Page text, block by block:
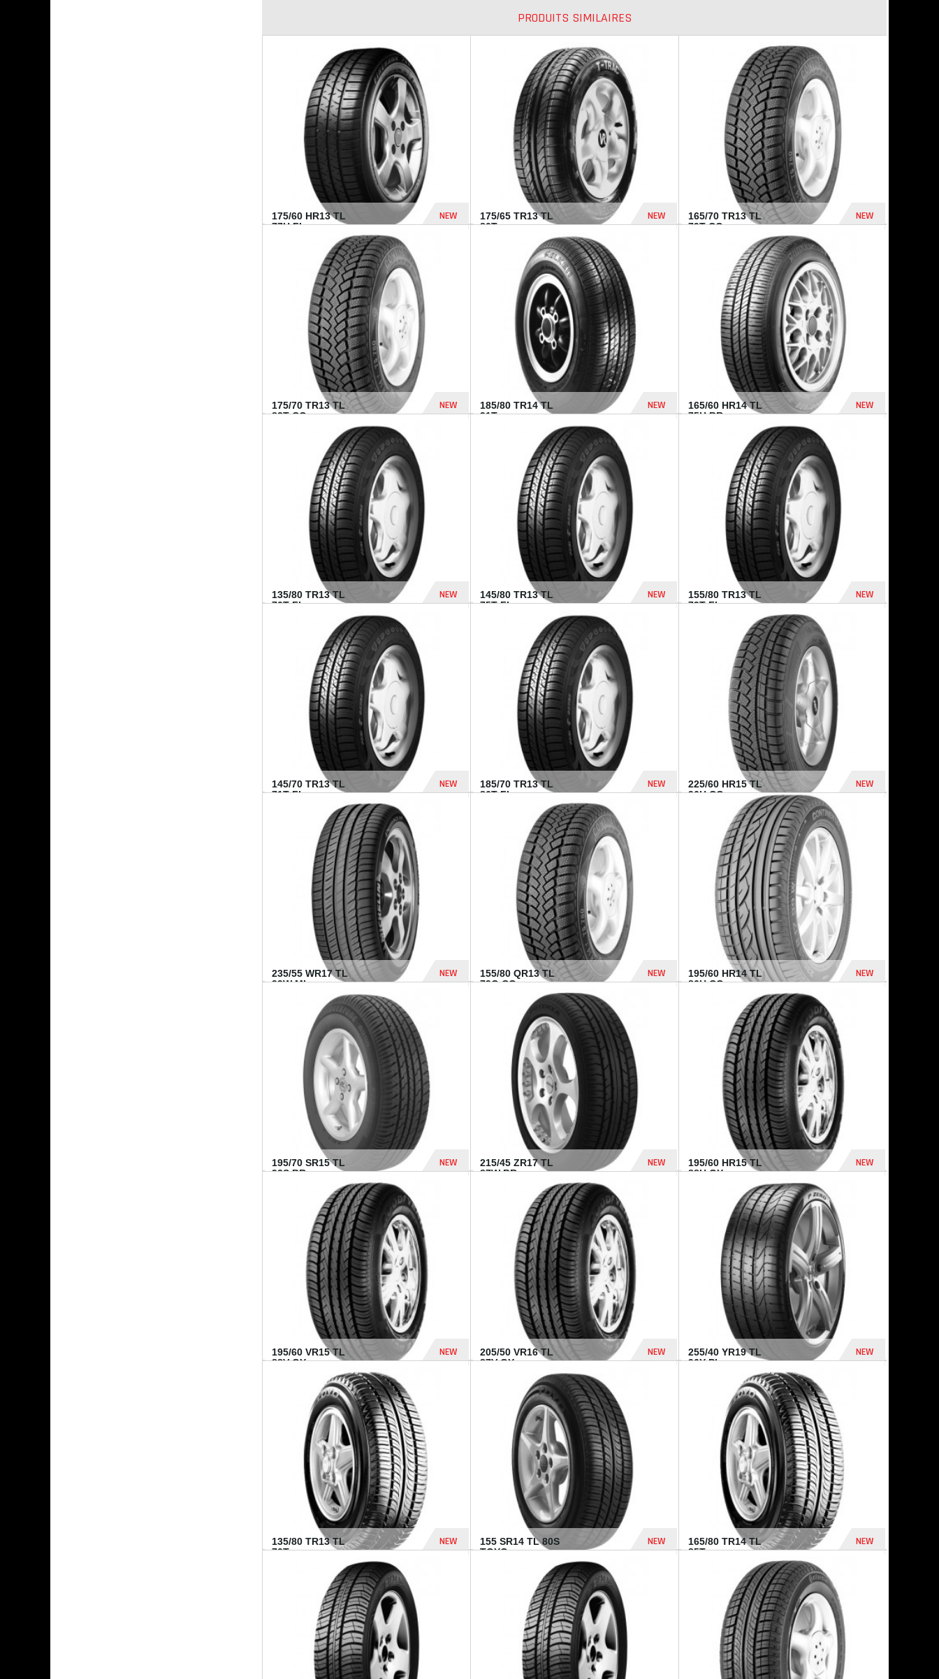
PRODUITS SIMILAIRES
175/60 HR13 TL
77H FI...
NEW
394 Dhs
175/65 TR13 TL
80T...
NEW
165/70 TR13 TL
79T CO...
NEW
364 Dhs
175/70 TR13 TL
82T CO...
NEW
185/80 TR14 TL
91T...
NEW
448 Dhs
165/60 HR14 TL
75H BR...
NEW
135/80 TR13 TL
70T FI...
NEW
145/80 TR13 TL
75T FI...
NEW
155/80 TR13 TL
79T FI...
NEW
145/70 TR13 TL
71T FI...
NEW
185/70 TR13 TL
86T FI...
NEW
432 Dhs
225/60 HR15 TL
96H CO...
NEW
1 040 Dhs
235/55 WR17 TL
99W MI...
NEW
1 182 Dhs
155/80 QR13 TL
79Q CO...
NEW
195/60 HR14 TL
86H CO...
NEW
790 Dhs
195/70 SR15 TL
92S BR...
NEW
837 Dhs
215/45 ZR17 TL
87W BR...
NEW
955 Dhs
195/60 HR15 TL
88H GY...
NEW
195/60 VR15 TL
88V GY...
NEW
205/50 VR16 TL
87V GY...
NEW
255/40 YR19 TL
96Y PI...
NEW
1 771 Dhs
135/80 TR13 TL
70T...
NEW
155 SR14 TL 80S
TOYO...
NEW
165/80 TR14 TL
85T...
NEW
458 Dhs